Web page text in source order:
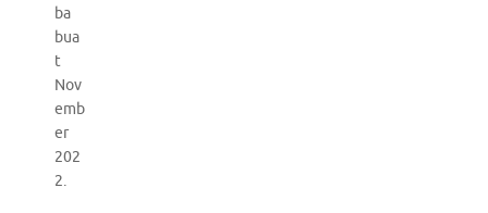
ba
bua
t
Nov
emb
er
202
2.